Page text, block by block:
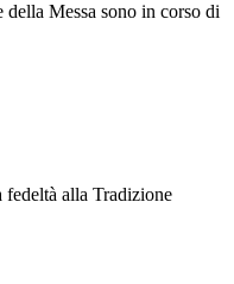
Messa sono in corso di
fedeltà alla Tradizione